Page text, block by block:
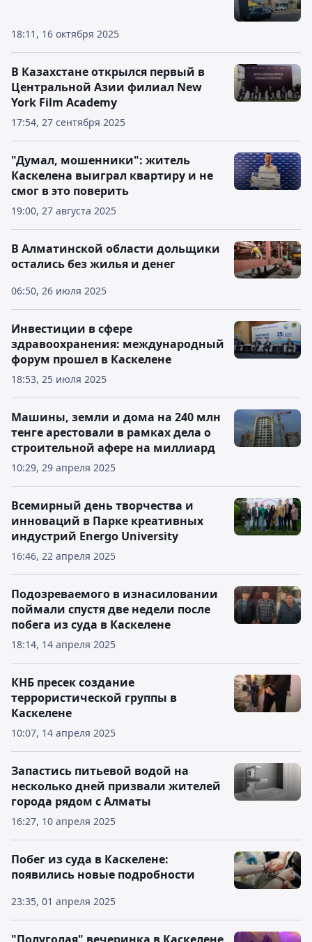
18:11, 16 октября 2025
17:54, 27 сентября 2025
В Казахстане открылся первый в
Центральной Азии филиал New
York Film Academy
19:00, 27 августа 2025
"Думал, мошенники": житель
Каскелена выиграл квартиру и не
смог в это поверить
06:50, 26 июля 2025
В Алматинской области дольщики
остались без жилья и денег
18:53, 25 июля 2025
Инвестиции в сфере
здравоохранения: международный
форум прошел в Каскелене
10:29, 29 апреля 2025
Машины, земли и дома на 240 млн
тенге арестовали в рамках дела о
строительной афере на миллиард
16:46, 22 апреля 2025
Всемирный день творчества и
инноваций в Парке креативных
индустрий Energo University
18:14, 14 апреля 2025
Подозреваемого в изнасиловании
поймали спустя две недели после
побега из суда в Каскелене
10:07, 14 апреля 2025
КНБ пресек создание
террористической группы в
Каскелене
16:27, 10 апреля 2025
Запастись питьевой водой на
несколько дней призвали жителей
города рядом с Алматы
23:35, 01 апреля 2025
Побег из суда в Каскелене:
появились новые подробности